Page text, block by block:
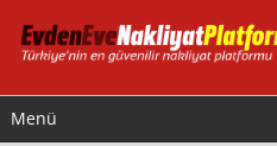
Menü